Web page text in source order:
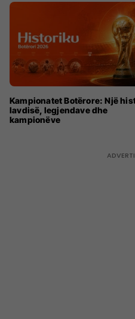
Kampionatet Botërore: Një
lavdisë, legjendave dhe
kampionëve